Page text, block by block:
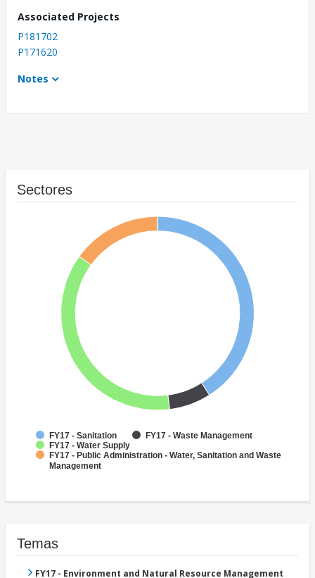
Associated Projects
P181702
P171620
Notes
Sectores
FY17 - Sanitation
FY17 - Waste Management
FY17 - Water Supply
FY17 - Public Administration - Water, Sanitation and Waste
Management
Temas
FY17 - Environment and Natural Resource Management